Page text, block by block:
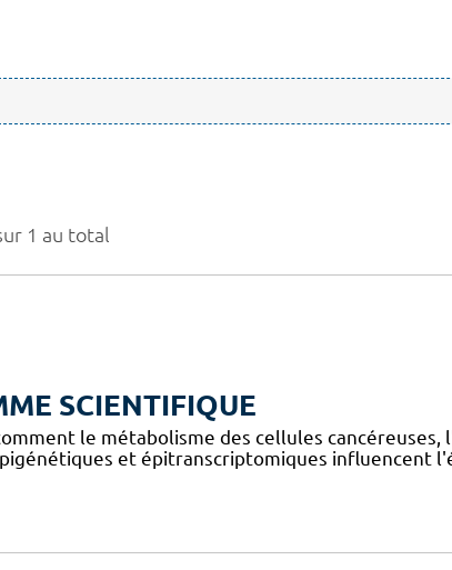
1 au total
SCIENTIFIQUE
le métabolisme des cellules
et épitranscriptomiques influencent